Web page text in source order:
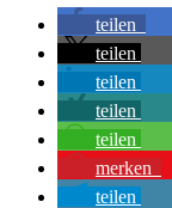
teilen
teilen
teilen
teilen
teilen
merken
teilen